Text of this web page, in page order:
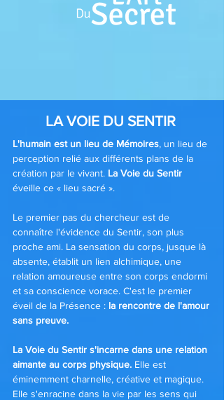
LA VOIE DU SENTIR
L'humain est un lieu de Mémoires, un lieu de
perception relié aux différents plans de la
création par le vivant. La Voie du Sentir
éveille ce « lieu sacré ».
Le premier pas du chercheur est de
connaître l'évidence du Sentir, son plus
proche ami. La sensation du corps, jusque là
absente, établit un lien alchimique, une
relation amoureuse entre son corps endormi
et sa conscience vorace. C'est le premier
éveil de la Présence : la rencontre de l'amour
sans preuve.
La Voie du Sentir s'incarne dans une relation
aimante au corps physique. Elle est
éminemment charnelle, créative et magique.
Elle s'enracine dans la vie par les sens qui